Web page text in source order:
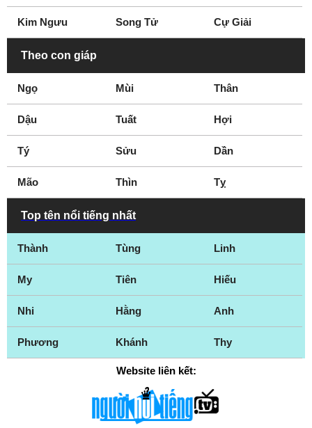
Kim Ngưu Song Tử Cự Giải
Theo con giáp
Ngọ Mùi Thân
Dậu Tuất Hợi
Tý Sửu Dần
Mão Thìn Tỵ
Top tên nổi tiếng nhất
Thành Tùng Linh
My Tiên Hiếu
Nhi Hằng Anh
Phương Khánh Thy
Website liên kết: